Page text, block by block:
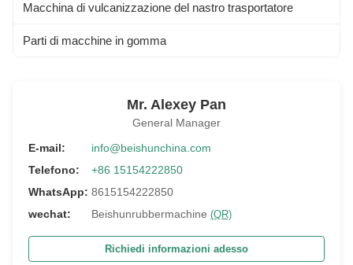
Macchina di vulcanizzazione del nastro trasportatore
Parti di macchine in gomma
Mr. Alexey Pan
General Manager
E-mail:
info@beishunchina.com
Telefono:
+86 15154222850
WhatsApp: 8615154222850
wechat:
Beishunrubbermachine (QR)
Richiedi informazioni adesso